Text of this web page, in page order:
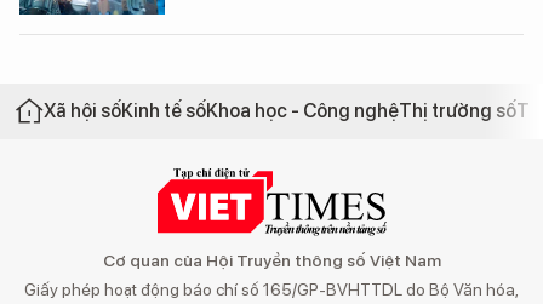
Xã hội sốKinh tế sốKhoa học - Công nghệThị trường số
Cơ quan của Hội Truyền thông số Việt Nam
Giấy phép hoạt động báo chí số 165/GP-BVHTTDL do Bộ Văn hóa,